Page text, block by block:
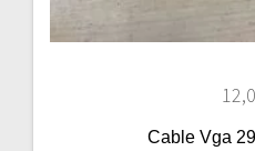
Cable Vga